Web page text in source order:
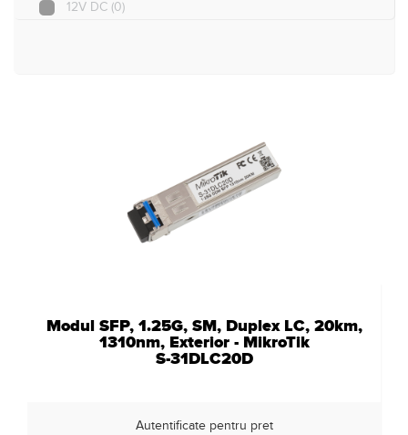
12V DC (0)
Modul SFP, 1.25G, SM, Duplex LC, 20km,
1310nm, Exterior - MikroTik
S-31DLC20D
Autentificate pentru pret